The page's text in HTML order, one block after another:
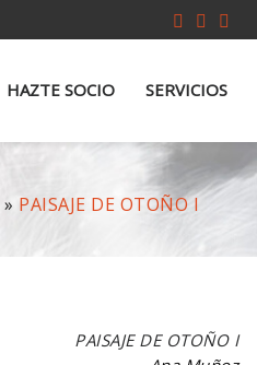
HAZTE SOCIO SERVICIOS
» PAISAJE DE OTOÑO I
PAISAJE DE OTOÑO I